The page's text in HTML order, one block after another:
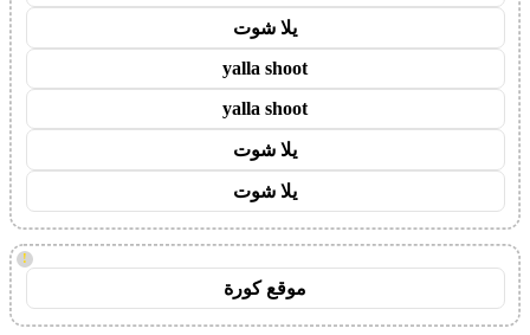
يلا شوت
yalla shoot
yalla shoot
يلا شوت
يلا شوت
!
موقع كورة